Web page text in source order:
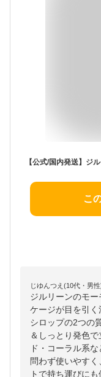
こ
じゆんつえ(10代・男性
ジルリーンのモ
ケージが目を引
シロップの2つの
＆しっとり発色
ド・コーラル系
問わず使いやす
トで持ち運びに